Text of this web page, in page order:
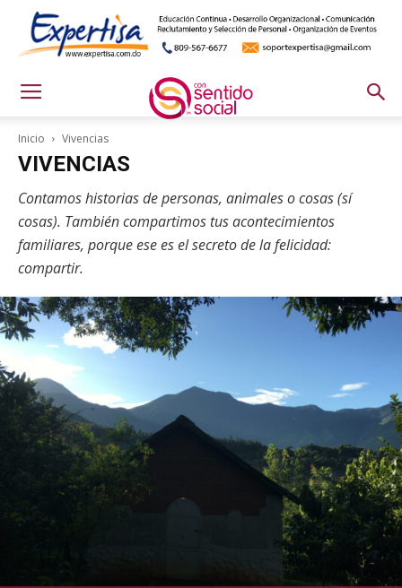
Inicio Vivencias
VIVENCIAS
Contamos historias de personas, animales o cosas (sí
cosas). También compartimos tus acontecimientos
familiares, porque ese es el secreto de la felicidad:
compartir.